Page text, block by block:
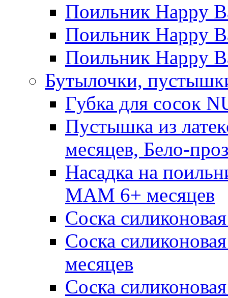
Поильник Happy
Поильник Happy
Поильник Happy
Бутылочки,
Губка для сосок
Пустышка из
месяцев, Бело-
Насадка на
MAM 6+ месяцев
Соска
Соска
месяцев
Соска